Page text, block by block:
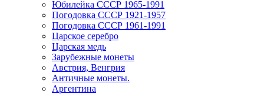
Юбилейка СССР 1965-1991
Погодовка СССР 1921-1957
Погодовка СССР 1961-1991
Царское серебро
Царская медь
Зарубежные монеты
Австрия, Венгрия
Античные монеты.
Аргентина